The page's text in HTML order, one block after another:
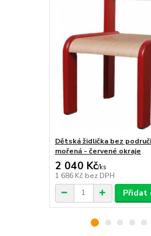
Dětská židlička bez
mořená - červené okraje
2 040 Kč/ks
1 686 Kč bez DPH
Přidat